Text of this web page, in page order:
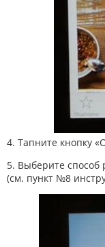
4. Тапните кнопку
5. Выберите способ
(см. пункт №8